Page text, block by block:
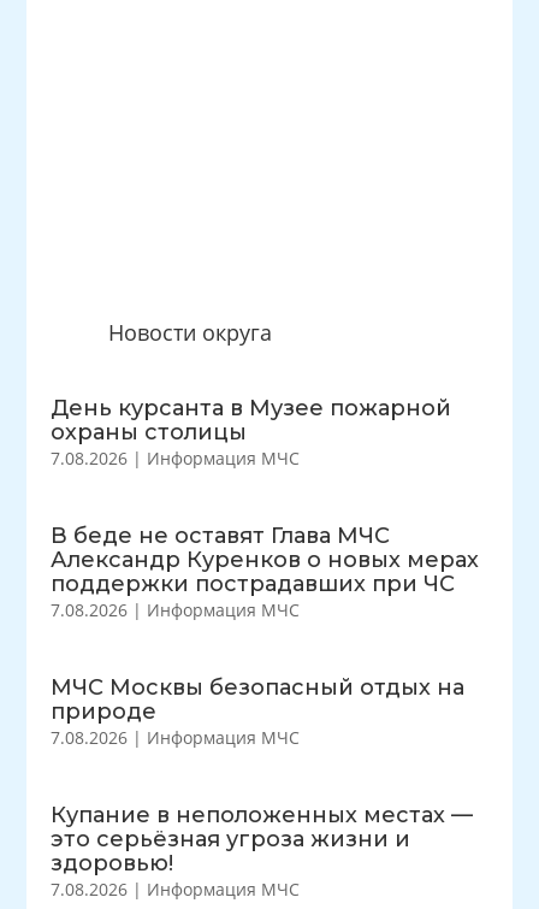
Новости округа
День курсанта в Музее пожарной
охраны столицы
7.08.2026 | Информация МЧС
В беде не оставят Глава МЧС
Александр Куренков о новых мерах
поддержки пострадавших при ЧС
7.08.2026 | Информация МЧС
МЧС Москвы безопасный отдых на
природе
7.08.2026 | Информация МЧС
Купание в неположенных местах —
это серьёзная угроза жизни и
здоровью!
7.08.2026 | Информация МЧС